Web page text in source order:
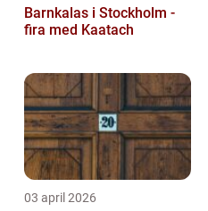
Barnkalas i Stockholm -
fira med Kaatach
03 april 2026